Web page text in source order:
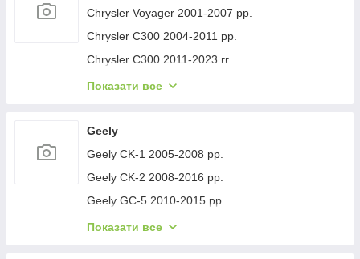
Buick Enclave 2007-2012 рр.
Chrysler Voyager 2001-2007 рр.
Chrysler C300 2004-2011 рр.
Chrysler C300 2011-2023 гг.
Chrysler Voyager 1996-2001 рр.
Chrysler 200 II 2014-2017 рр.
Показати все
Geely
Geely CK-1 2005-2008 рр.
Geely CK-2 2008-2016 рр.
Geely GC-5 2010-2015 рр.
Geely GC-6 2014-2020 рр.
Показати все